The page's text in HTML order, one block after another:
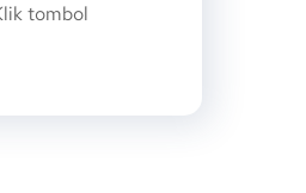
tombol